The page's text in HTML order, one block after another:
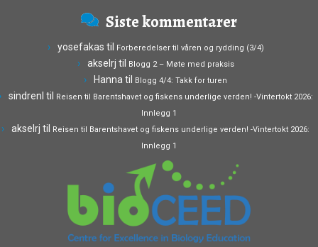
Siste kommentarer
yosefakas til Forberedelser til våren og rydding (3/4)
akselrj til Blogg 2 – Møte med praksis
Hanna til Blogg 4/4: Takk for turen
sindrenl til Reisen til Barentshavet og fiskens underlige verden! -Vintertokt 2026:
Innlegg 1
akselrj til Reisen til Barentshavet og fiskens underlige verden! -Vintertokt 2026:
Innlegg 1